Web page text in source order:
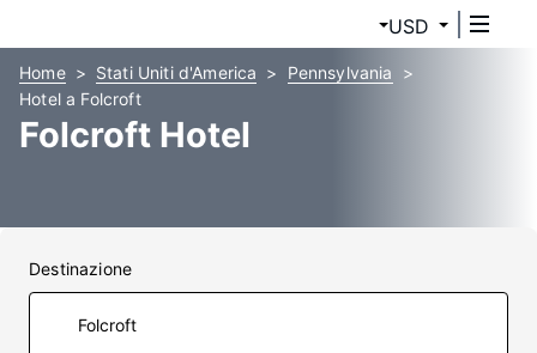
USD
Home Stati Uniti d'America
Pennsylvania
Hotel a Folcroft
Folcroft Hotel
Destinazione